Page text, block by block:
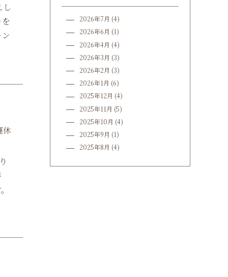
し
休
2026年7月 (4)
2026年6月 (1)
2026年4月 (4)
2026年3月 (3)
2026年2月 (3)
2026年1月 (6)
2025年12月 (4)
2025年11月 (5)
2025年10月 (4)
2025年9月 (1)
2025年8月 (4)